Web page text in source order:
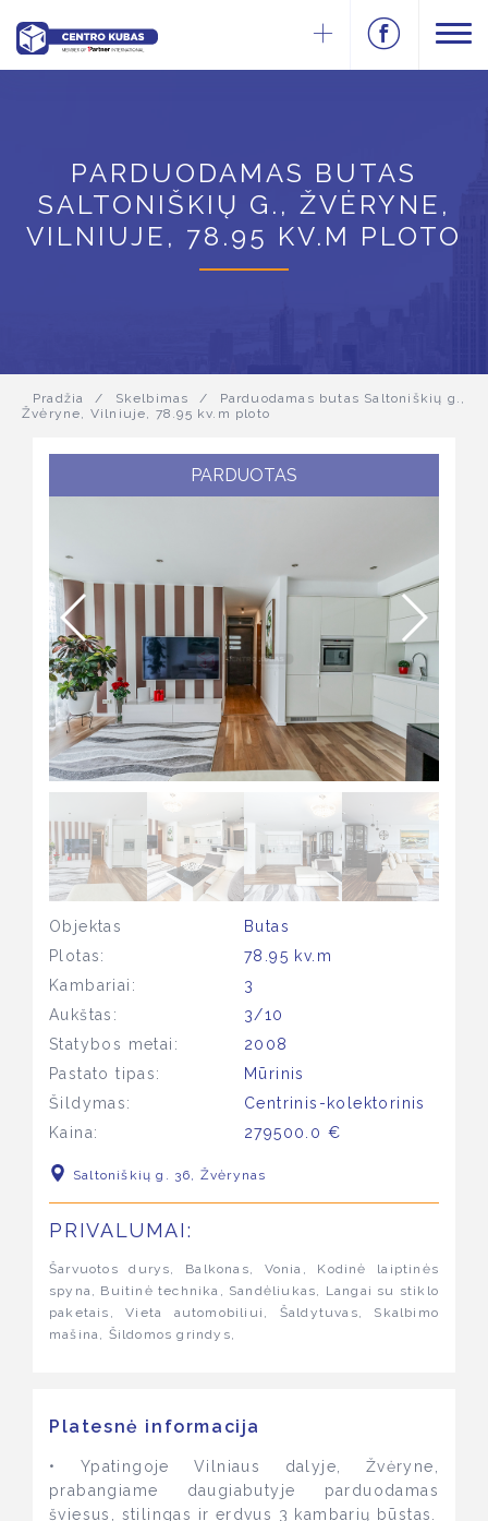
PARDUODAMAS BUTAS
SALTONIŠKIŲ G., ŽVĖRYNE,
VILNIUJE, 78.95 KV.M PLOTO
Pradžia / Skelbimas /
Parduodamas butas Saltoniškių g.,
Žvėryne, Vilniuje, 78.95 kv.m ploto
PARDUOTAS
Objektas
Butas
Plotas:
78.95 kv.m
Kambariai:
3
Aukštas:
3/10
Statybos metai:
2008
Pastato tipas:
Mūrinis
Šildymas:
Centrinis-kolektorinis
Kaina:
279500.0 €
Saltoniškių g. 36, Žvėrynas
PRIVALUMAI:
Šarvuotos durys, Balkonas, Vonia, Kodinė laiptinės
spyna, Buitinė technika, Sandėliukas, Langai su stiklo
paketais, Vieta automobiliui, Šaldytuvas, Skalbimo
mašina, Šildomos grindys,
Platesnė informacija
• Ypatingoje Vilniaus dalyje, Žvėryne,
prabangiame daugiabutyje parduodamas
šviesus, stilingas ir erdvus 3 kambarių būstas.